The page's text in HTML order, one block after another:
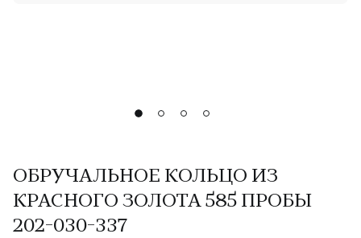
ОБРУЧАЛЬНОЕ КОЛЬЦО ИЗ
КРАСНОГО ЗОЛОТА 585 ПРОБЫ
202-030-337